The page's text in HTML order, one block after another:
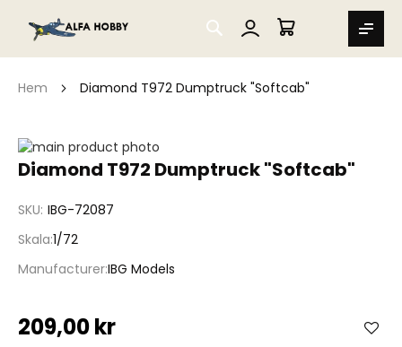
SEARCH
MIN VARUKORG
Hem Diamond T972 Dumptruck "Softcab"
Diamond T972 Dumptruck "Softcab"
SKU IBG-72087
Skala 1/72
ManufacturerIBG Models
209,00 kr
Hoppa
till
bildgalleriet
Hoppa
av
bildgalleriet